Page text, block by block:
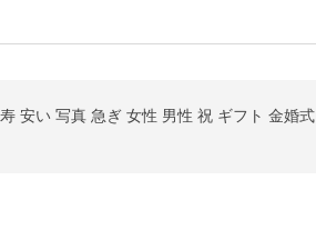
安い 写真 急ぎ 女性 男性 祝 ギフト 金婚式